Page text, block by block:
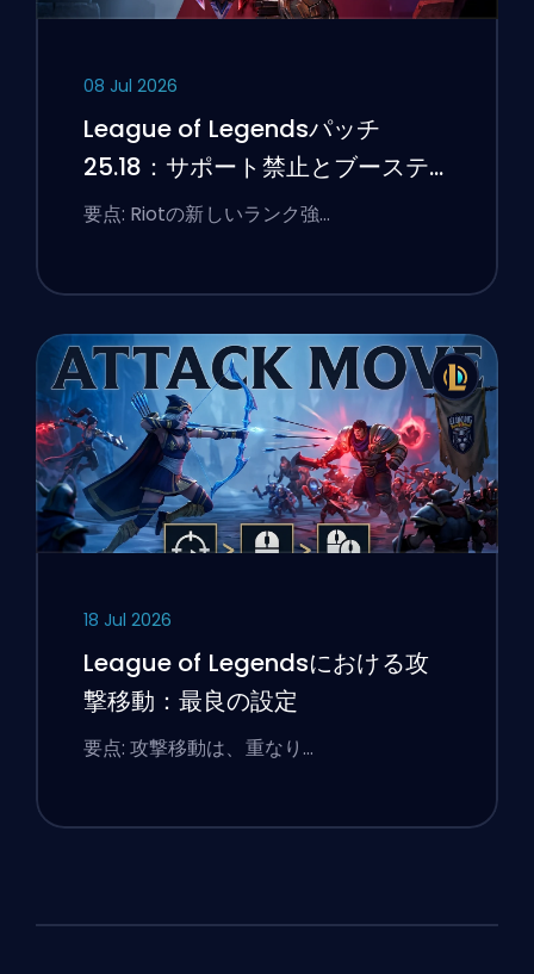
08 Jul 2026
League of Legendsパッチ
25.18：サポート禁止とブーステ
ィングのフラグ
要点: Riotの新しいランク強…
18 Jul 2026
League of Legendsにおける攻
撃移動：最良の設定
要点: 攻撃移動は、重なり…